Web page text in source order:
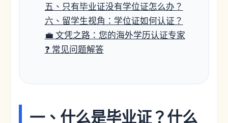
五、只有毕业证没有学位证怎么办？
六、留学生视角：学位证如何认证？
💼 文凭之路：您的海外学历认证专家
❓ 常见问题解答
一、什么是毕业证？什么